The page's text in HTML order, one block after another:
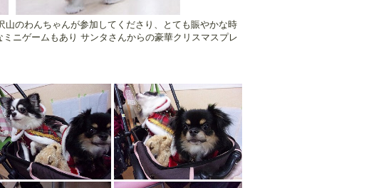
のわんちゃんが参加してくださり、とても賑やかな時
ニゲームもあり サンタさんからの豪華クリスマスプレ